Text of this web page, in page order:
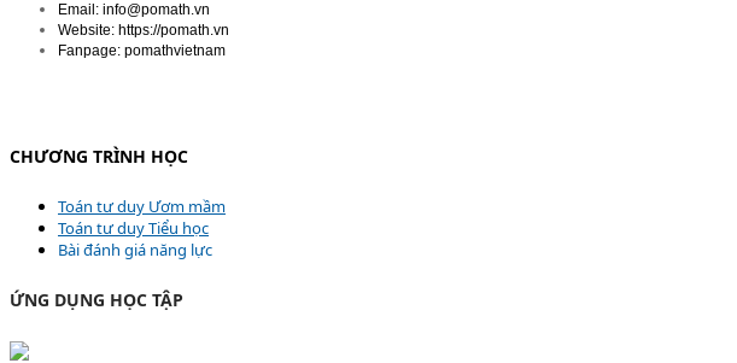
Email: info@pomath.vn
Website: https://pomath.vn
Fanpage: pomathvietnam
CHƯƠNG TRÌNH HỌC
Toán tư duy Ươm mầm
Toán tư duy Tiểu học
Bài đánh giá năng lực
ỨNG DỤNG HỌC TẬP